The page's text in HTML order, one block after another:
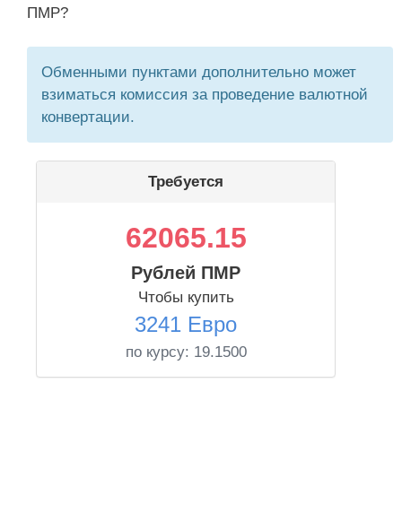
ПМР?
Обменными пунктами дополнительно может
взиматься комиссия за проведение валютной
конвертации.
Требуется
62065.15
Рублей ПМР
Чтобы купить
3241 Евро
по курсу: 19.1500